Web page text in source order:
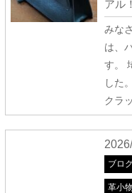
アル！
みな
は、
す。
した
クラ
ブロ
革小